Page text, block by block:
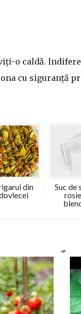
o caldă.
cu siguranță
din
Suc de